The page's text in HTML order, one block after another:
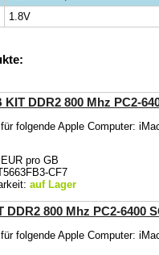
1.8V
DDR2 800 Mhz PC2-
folgende Apple Computer:
pro GB
CF7
auf Lager
800 Mhz PC2-6400
folgende Apple Computer: